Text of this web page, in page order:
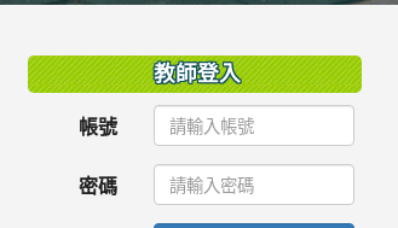
教師登入
帳號
密碼